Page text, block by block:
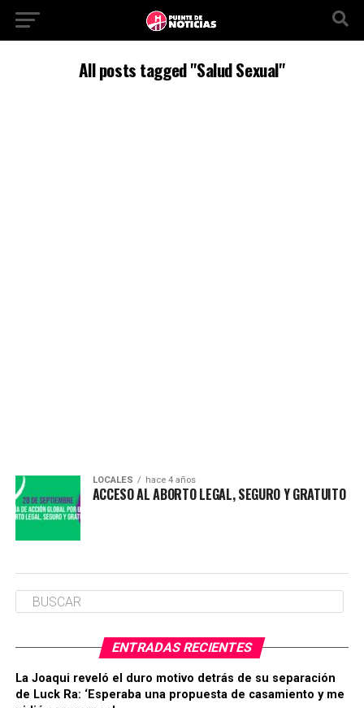
All posts tagged "Salud Sexual"
LOCALES hace 4 años
ACCESO AL ABORTO LEGAL, SEGURO Y GRATUITO
ENTRADAS RECIENTES
La Joaqui reveló el duro motivo detrás de su separación
de Luck Ra: ‘Esperaba una propuesta de casamiento y me